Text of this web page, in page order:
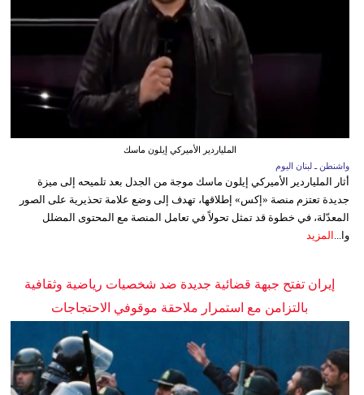
الملياردير الأميركي إيلون ماسك
واشنطن ـ لبنان اليوم
أثار الملياردير الأميركي إيلون ماسك موجة من الجدل بعد تلميحه إلى ميزة
جديدة تعتزم منصة «إكس» إطلاقها، تهدف إلى وضع علامة تحذيرية على الصور
المعدّلة، في خطوة قد تمثل تحولاً في تعامل المنصة مع المحتوى المضلل
وا... المزيد
إيران تفتح جبهة قضائية جديدة ضد شخصيات رياضية وثقافية
بالتزامن مع استمرار ملاحقة موقوفي الاحتجاجات